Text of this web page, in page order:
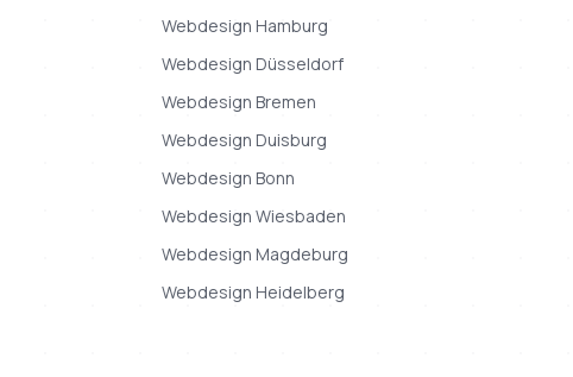
Webdesign Hamburg
Webdesign Düsseldorf
Webdesign Bremen
Webdesign Duisburg
Webdesign Bonn
Webdesign Wiesbaden
Webdesign Magdeburg
Webdesign Heidelberg